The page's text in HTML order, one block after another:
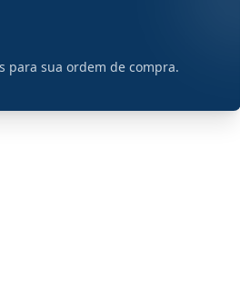
para sua ordem de compra.